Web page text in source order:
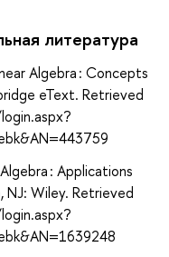
литература
Algebra : Concepts
eText. Retrieved
: Applications
Wiley. Retrieved